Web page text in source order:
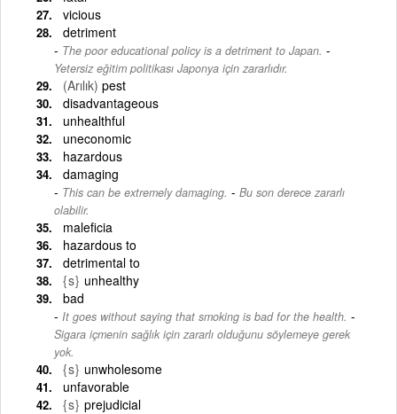
vicious
detriment
The poor educational policy is a detriment to Japan. -
Yetersiz eğitim politikası Japonya için zararlıdır.
(Arılık) pest
disadvantageous
unhealthful
uneconomic
hazardous
damaging
This can be extremely damaging. - Bu son derece zararlı
olabilir.
maleficia
hazardous to
detrimental to
{s} unhealthy
bad
It goes without saying that smoking is bad for the health. -
Sigara içmenin sağlık için zararlı olduğunu söylemeye gerek
yok.
{s} unwholesome
unfavorable
{s} prejudicial